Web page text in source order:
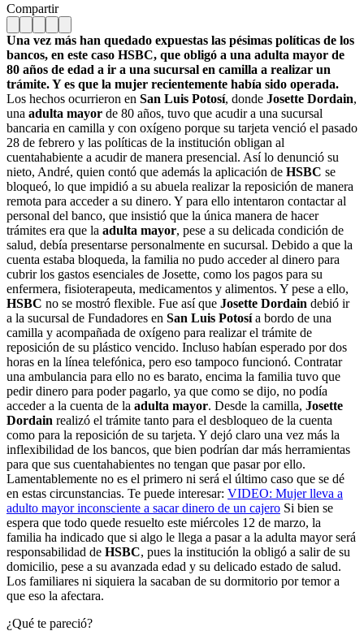
Compartir
Una vez más han quedado expuestas las pésimas políticas de los
bancos, en este caso HSBC, que obligó a una adulta mayor de
80 años de edad a ir a una sucursal en camilla a realizar un
trámite. Y es que la mujer recientemente había sido operada.
Los hechos ocurrieron en San Luis Potosí, donde Josette Dordain,
una adulta mayor de 80 años, tuvo que acudir a una sucursal
bancaria en camilla y con oxígeno porque su tarjeta venció el pasado
28 de febrero y las políticas de la institución obligan al
cuentahabiente a acudir de manera presencial. Así lo denunció su
nieto, André, quien contó que además la aplicación de HSBC se
bloqueó, lo que impidió a su abuela realizar la reposición de manera
remota para acceder a su dinero. Y para ello intentaron contactar al
personal del banco, que insistió que la única manera de hacer
trámites era que la adulta mayor, pese a su delicada condición de
salud, debía presentarse personalmente en sucursal. Debido a que la
cuenta estaba bloqueda, la familia no pudo acceder al dinero para
cubrir los gastos esenciales de Josette, como los pagos para su
enfermera, fisioterapeuta, medicamentos y alimentos. Y pese a ello,
HSBC no se mostró flexible. Fue así que Josette Dordain debió ir
a la sucursal de Fundadores en San Luis Potosía bordo de una
camilla y acompañada de oxígeno para realizar el trámite de
reposición de su plástico vencido. Incluso habían esperado por dos
horas en la línea telefónica, pero eso tampoco funcionó. Contratar
una ambulancia para ello no es barato, encima la familia tuvo que
pedir dinero para poder pagarlo, ya que como se dijo, no podía
acceder a la cuenta de la adulta mayor. Desde la camilla, Josette
Dordain realizó el trámite tanto para el desbloqueo de la cuenta
como para la reposición de su tarjeta. Y dejó claro una vez más la
inflexibilidad de los bancos, que bien podrían dar más herramientas
para que sus cuentahabientes no tengan que pasar por ello.
Lamentablemente no es el primero ni será el último caso que se dé
en estas circunstancias. Te puede interesar: VIDEO: Mujer lleva a
adulto mayor inconsciente a sacar dinero de un cajero Si bien se
espera que todo quede resuelto este miércoles 12 de marzo, la
familia ha indicado que si algo le llega a pasar a la adulta mayor será
responsabilidad de HSBC, pues la institución la obligó a salir de su
domicilio, pese a su avanzada edad y su delicado estado de salud.
Los familiares ni siquiera la sacaban de su dormitorio por temor a
que eso la afectara.
¿Qué te pareció?